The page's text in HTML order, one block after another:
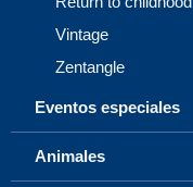
Vintage
Zentangle
Eventos especiales
Animales